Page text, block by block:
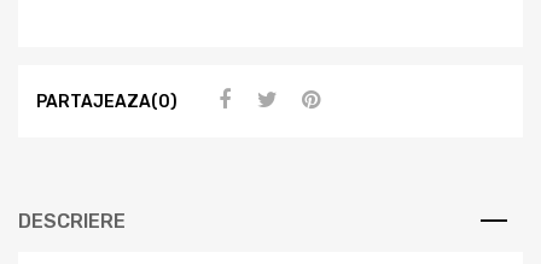
PARTAJEAZA(0)
DESCRIERE